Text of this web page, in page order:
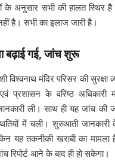
के अनुसार सभी की हालत स्थिर
है। सभी का इलाज जारी है।
बढ़ाई गई, जांच शुरू
विश्वनाथ मंदिर परिसर की
प्रशासन के वरिष्ठ
ली। साथ ही यह जांच की
में चली। शुरुआती
यह तकनीकी खराबी का मामला है
रिपोर्ट आने के बाद ही हो सकेगा।